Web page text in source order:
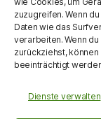
zuzugreifen. Wenn
Daten wie das
verarbeiten. Wenn
zurückziehst,
beeinträchtigt
Dienste verwalten
Tag der
Weihnachten
zum